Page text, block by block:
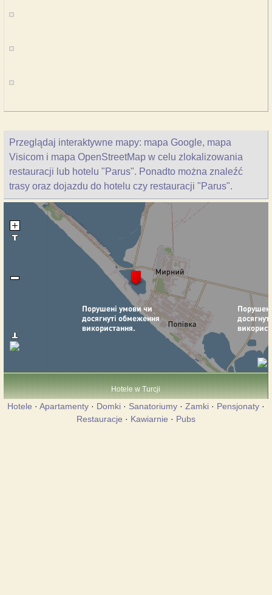
Przeglądaj interaktywne mapy: mapa Google, mapa
Visicom i mapa OpenStreetMap w celu zlokalizowania
restauracji lub hotelu "Parus". Ponadto można znaleźć
trasy oraz dojazdu do hotelu czy restauracji "Parus".
Hotele w Turcji
Hotele · Apartamenty · Domki · Sanatoriumy · Zamki · Pensjonaty ·
Restauracje · Kawiarnie · Pubs